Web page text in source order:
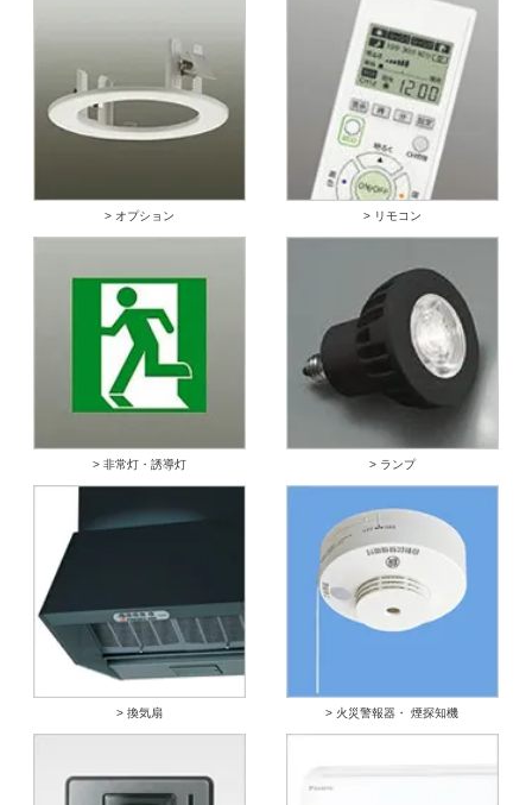
> オプション > リモコン
> 非常灯・誘導灯 > ランプ
> 換気扇 > 火災警報器・ 煙探知機